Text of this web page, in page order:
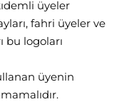
üyeler
fahri üyeler ve
bu logoları
üyenin